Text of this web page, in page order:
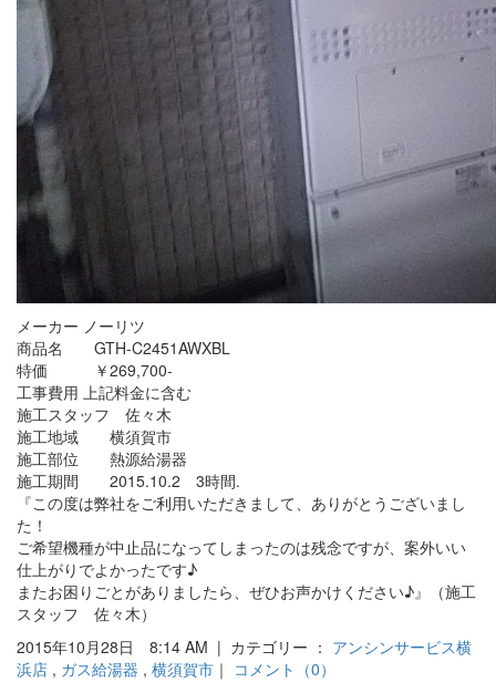
メーカー ノーリツ
商品名 GTH-C2451AWXBL
特価 ￥269,700-
工事費用 上記料金に含む
施工スタッフ 佐々木
施工地域 横須賀市
施工部位 熱源給湯器
施工期間 2015.10.2 3時間.
『この度は弊社をご利用いただきまして、ありがとうございまし
た！
ご希望機種が中止品になってしまったのは残念ですが、案外いい
仕上がりでよかったです♪
またお困りごとがありましたら、ぜひお声かけください♪』（施工
スタッフ 佐々木）
2015年10月28日 8:14 AM | カテゴリー ： アンシンサービス横
浜店 , ガス給湯器 , 横須賀市 ｜ コメント（0）